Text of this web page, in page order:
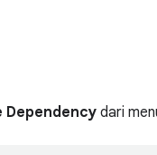
Dependency dari